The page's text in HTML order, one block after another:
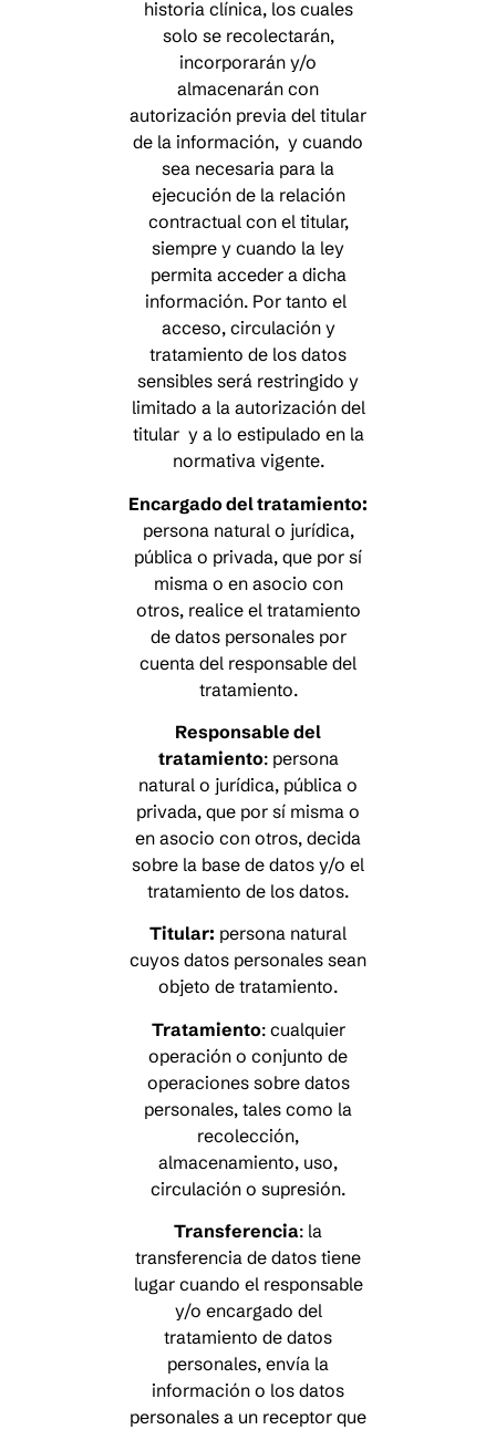
historia clínica, los cuales
solo se recolectarán,
incorporarán y/o
almacenarán con
autorización previa del titular
de la información, y cuando
sea necesaria para la
ejecución de la relación
contractual con el titular,
siempre y cuando la ley
permita acceder a dicha
información. Por tanto el
acceso, circulación y
tratamiento de los datos
sensibles será restringido y
limitado a la autorización del
titular y a lo estipulado en la
normativa vigente.
Encargado del tratamiento:
persona natural o jurídica,
pública o privada, que por sí
misma o en asocio con
otros, realice el tratamiento
de datos personales por
cuenta del responsable del
tratamiento.
Responsable del
tratamiento: persona
natural o jurídica, pública o
privada, que por sí misma o
en asocio con otros, decida
sobre la base de datos y/o el
tratamiento de los datos.
Titular: persona natural
cuyos datos personales sean
objeto de tratamiento.
Tratamiento: cualquier
operación o conjunto de
operaciones sobre datos
personales, tales como la
recolección,
almacenamiento, uso,
circulación o supresión.
Transferencia: la
transferencia de datos tiene
lugar cuando el responsable
y/o encargado del
tratamiento de datos
personales, envía la
información o los datos
personales a un receptor que